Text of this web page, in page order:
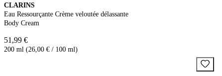
CLARINS
Eau Ressourçante Crème veloutée délassante
Body Cream
51,99 €
200 ml (26,00 € / 100 ml)